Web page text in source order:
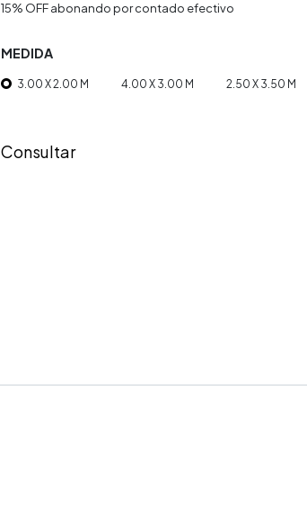
15% OFF abonando por contado efectivo
MEDIDA
3.00 X 2.00 M 4.00 X 3.00 M 2.50 X 3.50 M
Consultar